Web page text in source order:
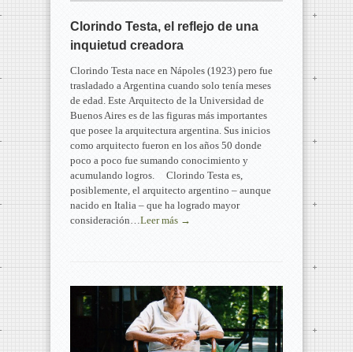
Clorindo Testa, el reflejo de una
inquietud creadora
Clorindo Testa nace en Nápoles (1923) pero fue
trasladado a Argentina cuando solo tenía meses
de edad. Este Arquitecto de la Universidad de
Buenos Aires es de las figuras más importantes
que posee la arquitectura argentina. Sus inicios
como arquitecto fueron en los años 50 donde
poco a poco fue sumando conocimiento y
acumulando logros. Clorindo Testa es,
posiblemente, el arquitecto argentino – aunque
nacido en Italia – que ha logrado mayor
consideración… Leer más →